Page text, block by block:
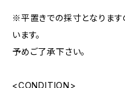
※平置きでの採寸となりま
います。
予めご了承下さい。
<CONDITION>